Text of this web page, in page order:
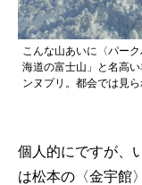
こんな山あいに〈パー
海道の富士山」と名高
ンヌプリ。都会では見
個人的にですが、
は松本の〈金宇館